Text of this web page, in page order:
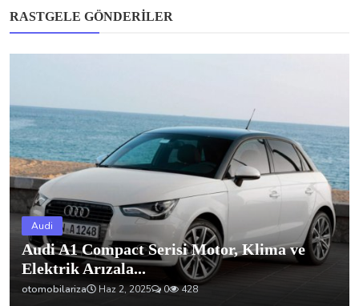
RASTGELE GÖNDERILER
Audi
Audi A1 Compact Serisi Motor, Klima ve
Elektrik Arızala...
otomobilariza Haz 2, 2025 0 428